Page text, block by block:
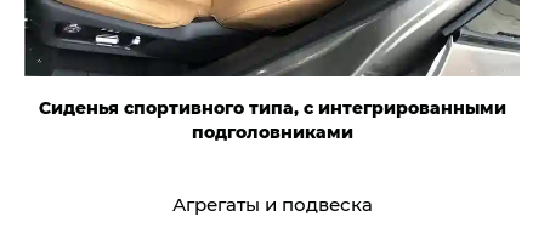
Сиденья спортивного типа, с интегрированными
подголовниками
Агрегаты и подвеска